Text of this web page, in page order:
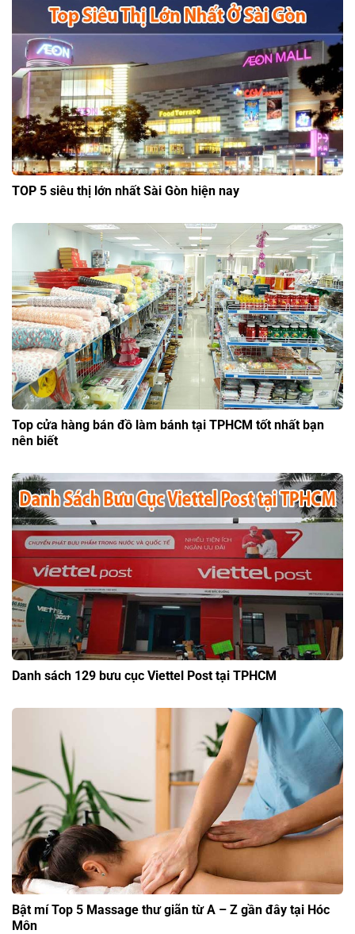
TOP 5 siêu thị lớn nhất Sài Gòn hiện nay
Top cửa hàng bán đồ làm bánh tại TPHCM tốt nhất bạn
nên biết
Danh sách 129 bưu cục Viettel Post tại TPHCM
Bật mí Top 5 Massage thư giãn từ A – Z gần đây tại Hóc
Môn